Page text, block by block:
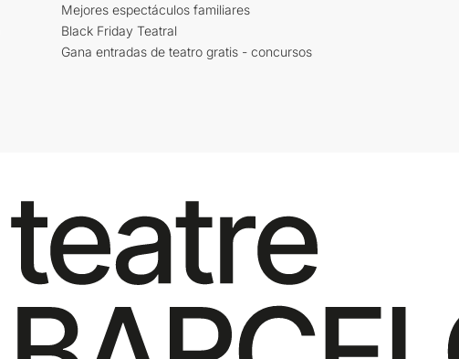
Mejores espectáculos familiares
Black Friday Teatral
Gana entradas de teatro gratis - concursos